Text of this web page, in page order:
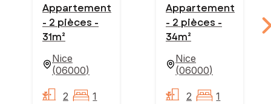
Appartement
- 2 pièces -
31m²
Nice
(06000)
2 1
Appartement
- 2 pièces -
34m²
Nice
(06000)
2 1